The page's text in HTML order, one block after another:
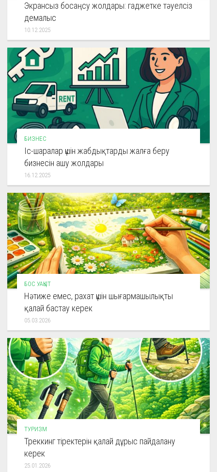
Экрансыз босаңсу жолдары: гаджетке тәуелсіз
демалыс
10.12.2025
БИЗНЕС
Іс-шаралар үшін жабдықтарды жалға беру
бизнесін ашу жолдары
16.12.2025
БОС УАҚЫТ
Нәтиже емес, рахат үшін шығармашылықты
қалай бастау керек
05.03.2026
ТУРИЗМ
Треккинг тіректерін қалай дұрыс пайдалану
керек
25.01.2026